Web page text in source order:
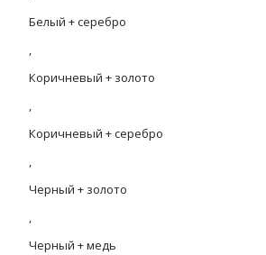
Белый + серебро
,
Коричневый + золото
,
Коричневый + серебро
,
Черный + золото
,
Черный + медь